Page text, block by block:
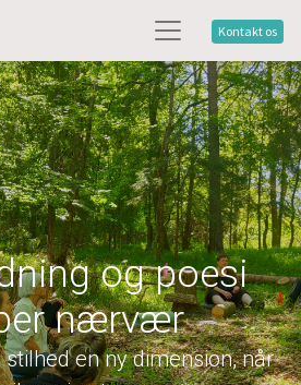
Kontakt os
og poesi
nærvær
en ny dimension, når